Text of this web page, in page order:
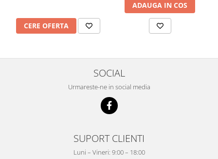
CERE OFERTA
ADAUGA IN COS
SOCIAL
Urmareste-ne in social media
SUPORT CLIENTI
Luni – Vineri: 9:00 – 18:00